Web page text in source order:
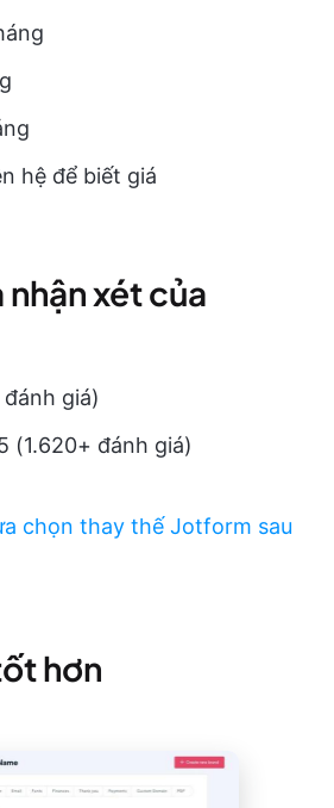
hệ để biết giá
xét của
giá)
(1.620+ đánh giá)
chọn thay thế Jotform sau
hơn